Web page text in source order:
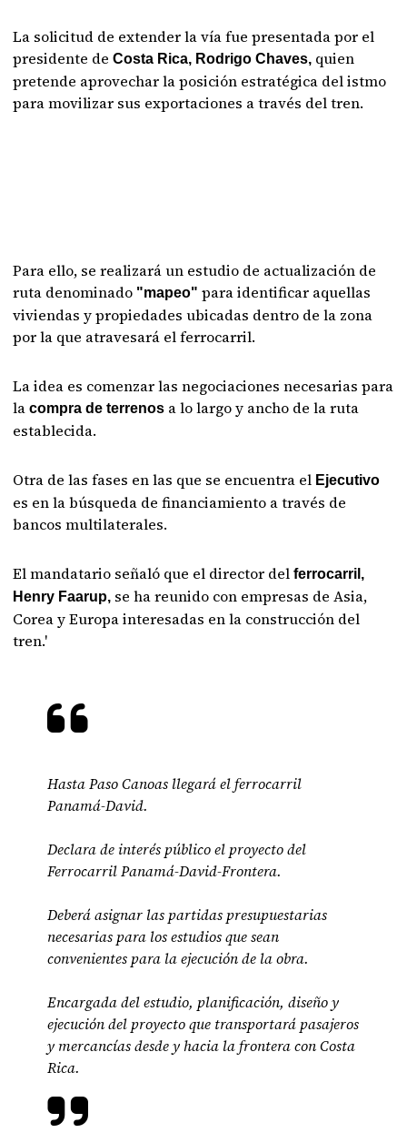
La solicitud de extender la vía fue presentada por el
presidente de Costa Rica, Rodrigo Chaves, quien
pretende aprovechar la posición estratégica del istmo
para movilizar sus exportaciones a través del tren.
Para ello, se realizará un estudio de actualización de
ruta denominado "mapeo" para identificar aquellas
viviendas y propiedades ubicadas dentro de la zona
por la que atravesará el ferrocarril.
La idea es comenzar las negociaciones necesarias para
lacompra de terrenos a lo largo y ancho de la ruta
establecida.
Otra de las fases en las que se encuentra el Ejecutivo
es en la búsqueda de financiamiento a través de
bancos multilaterales.
El mandatario señaló que el director delferrocarril,
Henry Faarup, se ha reunido con empresas de Asia,
Corea y Europa interesadas en la construcción del
tren.'
Hasta Paso Canoas llegará el ferrocarril
Panamá-David.
Declara de interés público el proyecto del
Ferrocarril Panamá-David-Frontera.
Deberá asignar las partidas presupuestarias
necesarias para los estudios que sean
convenientes para la ejecución de la obra.
Encargada del estudio, planificación, diseño y
ejecución del proyecto que transportará pasajeros
y mercancías desde y hacia la frontera con Costa
Rica.